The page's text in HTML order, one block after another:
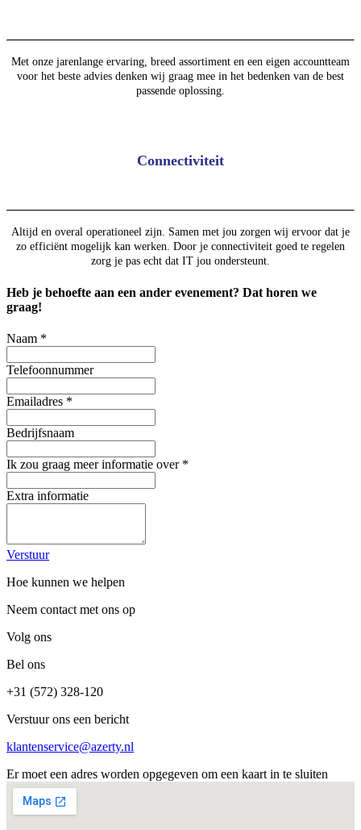
Met onze jarenlange ervaring, breed assortiment en een eigen accountteam
voor het beste advies denken wij graag mee in het bedenken van de best
passende oplossing.
Connectiviteit
Altijd en overal operationeel zijn. Samen met jou zorgen wij ervoor dat je
zo efficiënt mogelijk kan werken. Door je connectiviteit goed te regelen
zorg je pas echt dat IT jou ondersteunt.
Heb je behoefte aan een ander evenement? Dat horen we
graag!
Naam *
Telefoonnummer
Emailadres *
Bedrijfsnaam
Ik zou graag meer informatie over *
Extra informatie
Verstuur
Hoe kunnen we helpen
Neem contact met ons op
Volg ons
Bel ons
+31 (572) 328-120
Verstuur ons een bericht
klantenservice@azerty.nl
Er moet een adres worden opgegeven om een kaart in te sluiten